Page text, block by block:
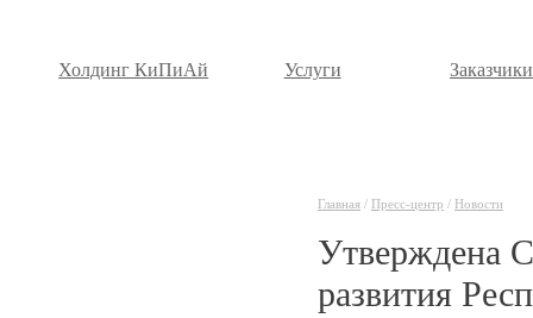
Холдинг КиПиАй Услуги Заказчики
Главная / Пресс-центр / Новости
Утверждена
развития